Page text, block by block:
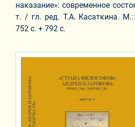
наказание»: современное
т. / гл. ред. Т.А. Касаткина.
752 с. + 792 с.